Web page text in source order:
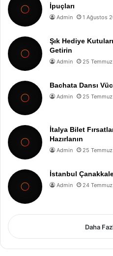
İpuçları
Admin 1 Ağustos
Şık Hediye
Getirin
Admin 25
Bachata Dansı
Admin 25
İtalya Bilet
Hazırlanın
Admin 25
İstanbul
Admin 24
Daha